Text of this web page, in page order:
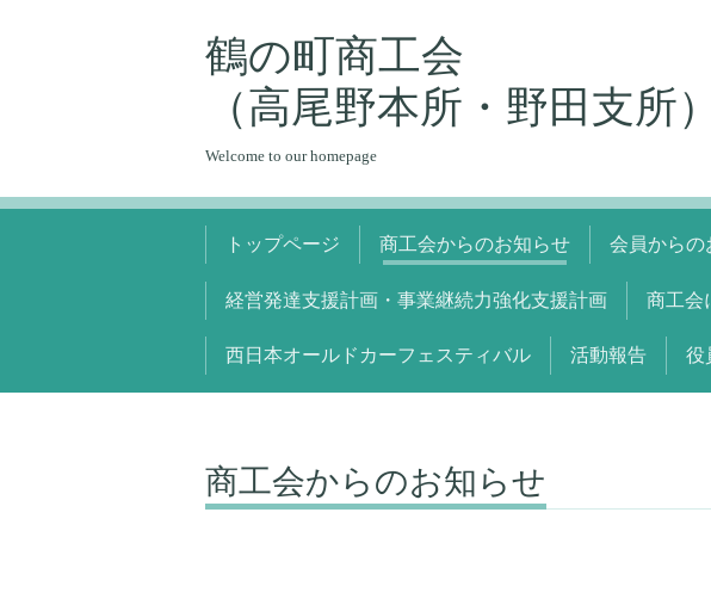
鶴の町商工会
（高尾野本所・野田支所）
Welcome to our homepage
トップページ 商工会からのお知らせ 会員からの
経営発達支援計画・事業継続力強化支援計画 商工会
西日本オールドカーフェスティバル 活動報告 役
商工会からのお知らせ